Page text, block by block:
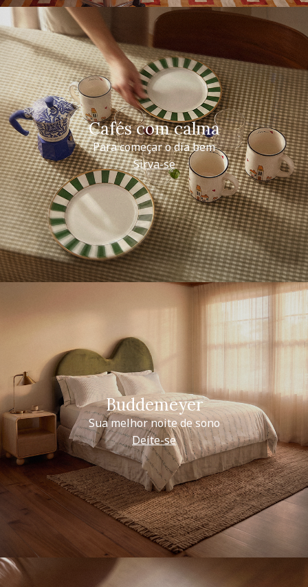
Cafés com calma
Para começar o dia bem
Sirva-se
Buddemeyer
Sua melhor noite de sono
Deite-se